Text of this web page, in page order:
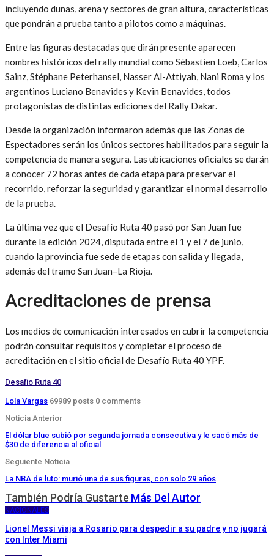
incluyendo dunas, arena y sectores de gran altura, características
que pondrán a prueba tanto a pilotos como a máquinas.
Entre las figuras destacadas que dirán presente aparecen
nombres históricos del rally mundial como Sébastien Loeb,Carlos
Sainz,Stéphane Peterhansel, Nasser Al-Attiyah, Nani Roma y los
argentinos Luciano Benavides y Kevin Benavides, todos
protagonistas de distintas ediciones del Rally Dakar.
Desde la organización informaron además que las Zonas de
Espectadores serán los únicos sectores habilitados para seguir la
competencia de manera segura. Las ubicaciones oficiales se darán
a conocer 72 horas antes de cada etapa para preservar el
recorrido, reforzar la seguridad y garantizar el normal desarrollo
de la prueba.
La última vez que el Desafío Ruta 40 pasó por San Juan fue
durante la edición 2024, disputada entre el 1 y el 7 de junio,
cuando la provincia fue sede de etapas con salida y llegada,
además del tramo San Juan–La Rioja.
Acreditaciones de prensa
Los medios de comunicación interesados en cubrir la competencia
podrán consultar requisitos y completar el proceso de
acreditación en el sitio oficial de Desafío Ruta 40 YPF.
Desafio Ruta 40
Lola Vargas 69989 posts 0 comments
Noticia Anterior
El dólar blue subió por segunda jornada consecutiva y le sacó más de
$30 de diferencia al oficial
Seguiente Noticia
La NBA de luto: murió una de sus figuras, con solo 29 años
También Podría Gustarte Más Del Autor
NACIONALES
Lionel Messi viaja a Rosario para despedir a su padre y no jugará
con Inter Miami